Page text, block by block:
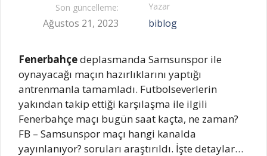
Son güncelleme:
Ağustos 21, 2023
Yazar
biblog
Fenerbahçedeplasmanda Samsunspor ile
oynayacağı maçın hazırlıklarını yaptığı
antrenmanla tamamladı. Futbolseverlerin
yakından takip ettiği karşılaşma ile ilgili
Fenerbahçe maçı bugün saat kaçta, ne zaman?
FB – Samsunspor maçı hangi kanalda
yayınlanıyor? soruları araştırıldı. İşte detaylar…